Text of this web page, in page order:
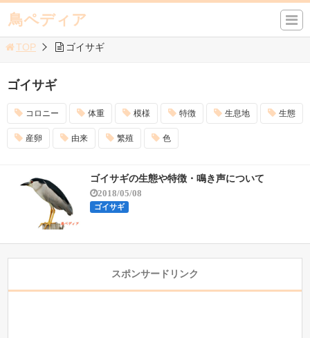
鳥ペディア
TOP ゴイサギ
ゴイサギ
コロニー 体重 模様 特徴 生息地 生態
産卵 由来 繁殖 色
ゴイサギの生態や特徴・鳴き声について
2018/05/08
ゴイサギ
スポンサードリンク